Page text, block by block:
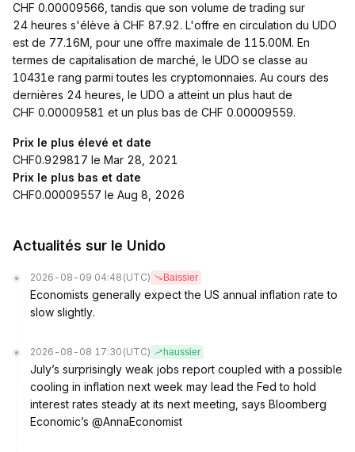
CHF 0.00009566, tandis que son volume de trading sur
24 heures s'élève à CHF 87.92. L'offre en circulation du UDO
est de 77.16M, pour une offre maximale de 115.00M. En
termes de capitalisation de marché, le UDO se classe au
10431e rang parmi toutes les cryptomonnaies. Au cours des
dernières 24 heures, le UDO a atteint un plus haut de
CHF 0.00009581 et un plus bas de CHF 0.00009559.
Prix le plus élevé et date
CHF0.929817 le Mar 28, 2021
Prix le plus bas et date
CHF0.00009557 le Aug 8, 2026
Actualités sur le Unido
2026-08-09 04:48 (UTC) Baissier
Economists generally expect the US annual inflation rate to
slow slightly.
2026-08-08 17:30 (UTC) haussier
July’s surprisingly weak jobs report coupled with a possible
cooling in inflation next week may lead the Fed to hold
interest rates steady at its next meeting, says Bloomberg
Economic’s @AnnaEconomist